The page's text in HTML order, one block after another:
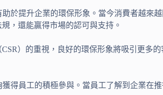
於提升企業的環保形象。當今消費者越
，還能贏得市場的認可與支持。
）的重視，良好的環保形象將吸引更多
得員工的積極參與。當員工了解到企業在